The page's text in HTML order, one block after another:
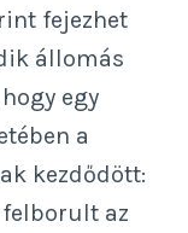
fejezhet
állomás
egy
a
kezdődött:
felborult az